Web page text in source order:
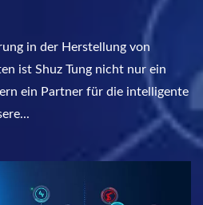
in der Herstellung von
ist Shuz Tung nicht nur ein
ein Partner für die intelligente